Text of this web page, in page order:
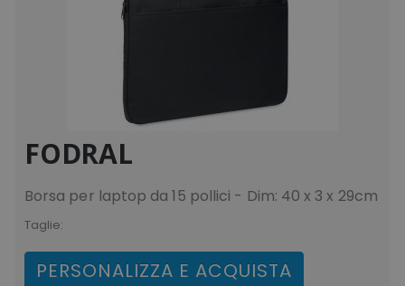
FODRAL
Borsa per laptop da 15 pollici - Dim: 40 x 3 x 29cm
Taglie:
PERSONALIZZA E ACQUISTA